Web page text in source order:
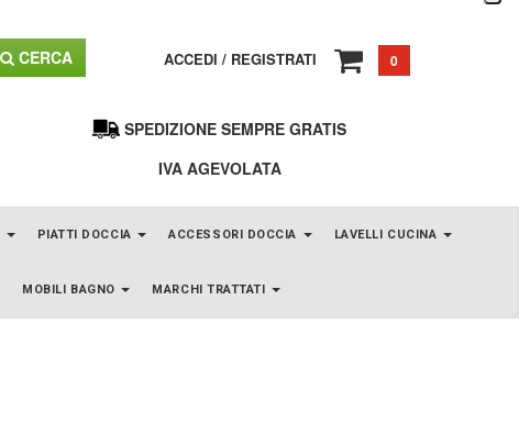
CERCA ACCEDI / REGISTRATI 0
SPEDIZIONE SEMPRE GRATIS
IVA AGEVOLATA
PIATTI DOCCIA ACCESSORI DOCCIA LAVELLI CUCINA
MOBILI BAGNO MARCHI TRATTATI